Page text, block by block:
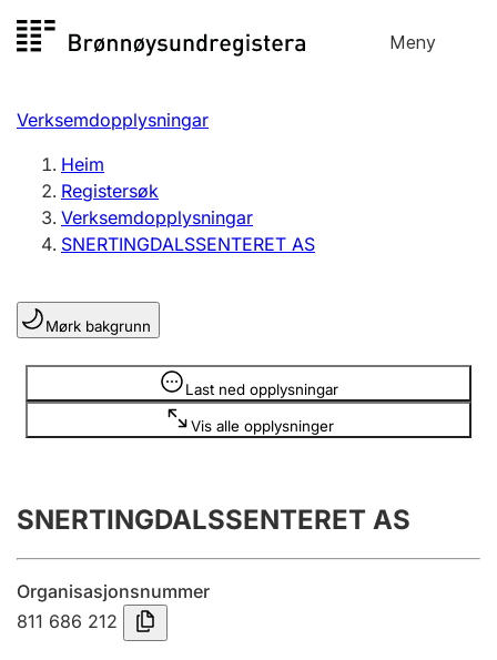
til
Meny
Registersøk
Aksjeselskap
Enkeltpersonføretak
Registrere, endre, slette
Lag og foreining
Registrere, endre, slette
Årsrekneskap
Innsending og forseinkingsgebyr
Tinglysing
Verksemdopplysningar
Heim
Registersøk
Verksemdopplysningar
SNERTINGDALSSENTERET AS
Mørk bakgrunn
Last ned opplysningar
Vis alle opplysninger
Opplysninger er skjult
SNERTINGDALSSENTERET AS
Organisasjonsnummer
811 686 212